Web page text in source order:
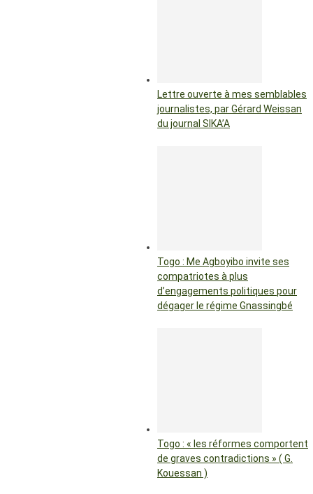
Lettre ouverte à mes semblables
journalistes, par Gérard Weissan
du journal SIKA’A
Togo : Me Agboyibo invite ses
compatriotes à plus
d’engagements politiques pour
dégager le régime Gnassingbé
Togo : « les réformes comportent
de graves contradictions » ( G.
Kouessan )